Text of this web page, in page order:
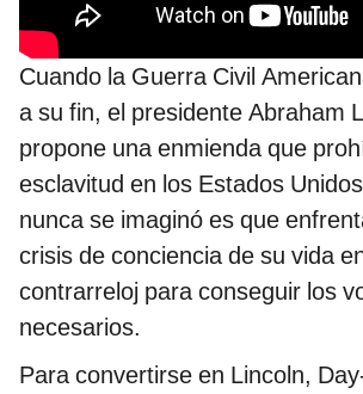
Cuando la Guerra Civil
a su fin, el presidente Abraham
propone una enmienda que
esclavitud en los Estados
nunca se imaginó es que
crisis de conciencia de su vida
contrarreloj para conseguir los
necesarios.
Para convertirse en Lincoln,